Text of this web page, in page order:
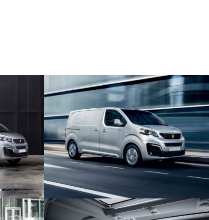
в
когда
груза в
БЕЗОПАСНОСТЬ
Новый Peugeot Expert построен на
модульной платформе EMP2,
разработанной с учетом современных
требований безопасности.